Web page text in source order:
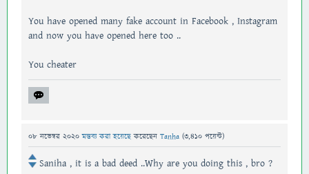
You have opened many fake account in Facebook , Instagram
and now you have opened here too ..
You cheater
08 নভেম্বর 2020 মন্তব্য করা হয়েছেকরেছেন Tanha (3,410 পয়েন্ট)
Saniha , it is a bad deed ..Why are you doing this , bro ?